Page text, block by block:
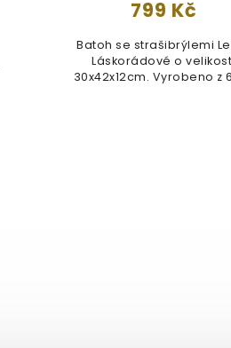
799 Kč
Batoh se strašibrýlemi
Láskorádové o
30x42x12cm. Vyrobeno z